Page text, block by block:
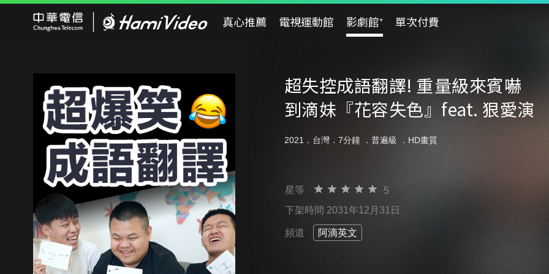
真心推薦 電視運動館 影劇館⁺ 單次付費
超失控成語翻譯! 重量級來賓嚇
到滴妹『花容失色』feat. 狠愛演
2021．台灣．7分鐘 ． 普遍級 ．HD畫質
星等
5
下架時間 2031年12月31日
頻道 阿滴英文